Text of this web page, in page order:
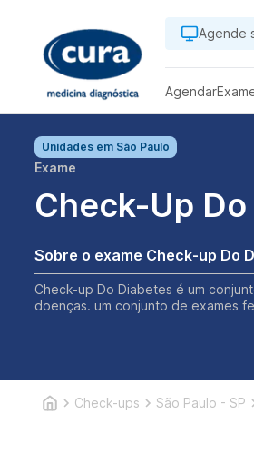
Agende
Agendar
Unidades em São Paulo
Exame
Check-Up
Sobre o exame Check-up Do
Check-up Do Diabetes é um
doenças. um conjunto de exames
Check-ups São Paulo - SP